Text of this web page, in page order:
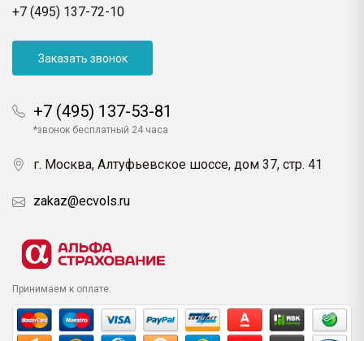
+7 (495) 137-72-10
Заказать звонок
+7 (495) 137-53-81
*звонок бесплатный 24 часа
г. Москва, Алтуфьевское шоссе, дом 37, стр. 41
zakaz@ecvols.ru
Принимаем к оплате: